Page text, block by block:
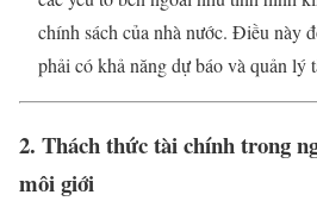
chính sách của nhà nước. Điều này
phải có khả năng dự báo và quản lý
2. Thách thức tài chính trong
môi giới